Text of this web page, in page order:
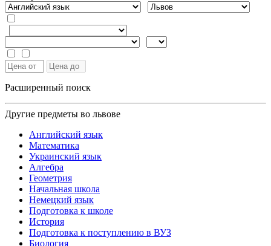
Расширенный поиск
Другие предметы во львове
Английский язык
Математика
Украинский язык
Алгебра
Геометрия
Начальная школа
Немецкий язык
Подготовка к школе
История
Подготовка к поступлению в ВУЗ
Биология